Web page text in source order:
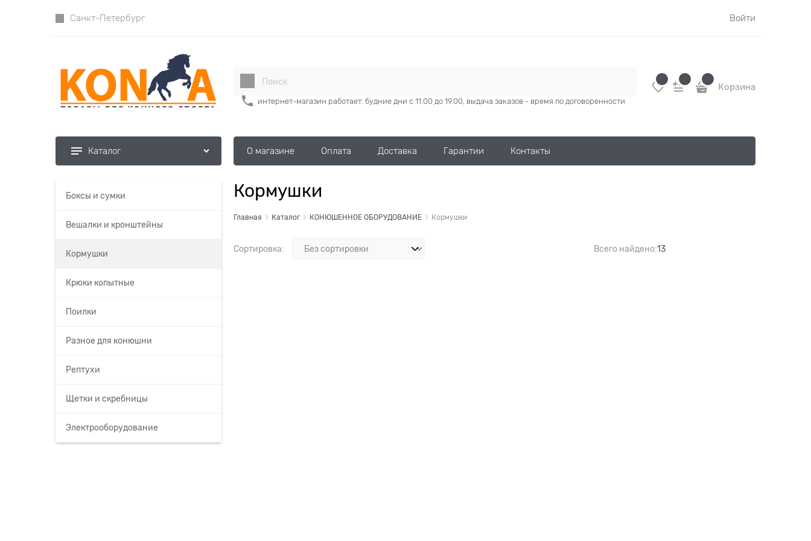
Санкт-Петербург Войти
интернет-магазин работает: будние дни с 11.00 до 19.00, выдача заказов - время по договоренности
Корзина
Каталог О магазине Оплата Доставка Гарантии Контакты
Боксы и сумки
Вешалки и кронштейны
Кормушки
Крюки копытные
Поилки
Разное для конюшни
Рептухи
Щетки и скребницы
Электрооборудование
Кормушки
Главная Каталог КОНЮШЕННОЕ ОБОРУДОВАНИЕ Кормушки
Сортировка: Всего найдено:13